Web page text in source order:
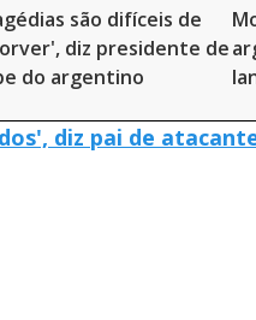
são difíceis de
diz presidente de
do argentino
diz pai de